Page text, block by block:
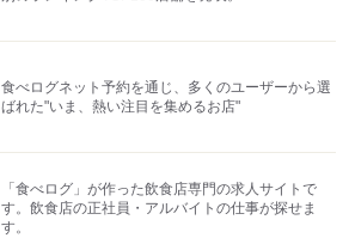
食べログネット予約を通じ、多くのユーザーから選
ばれた"いま、熱い注目を集めるお店"
「食べログ」が作った飲食店専門の求人サイトで
す。飲食店の正社員・アルバイトの仕事が探せま
す。